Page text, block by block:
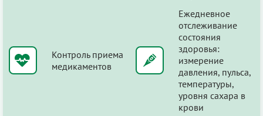
Контроль приема
медикаментов
Ежедневное
отслеживание
состояния
здоровья:
измерение
давления, пульса,
температуры,
уровня сахара в
крови